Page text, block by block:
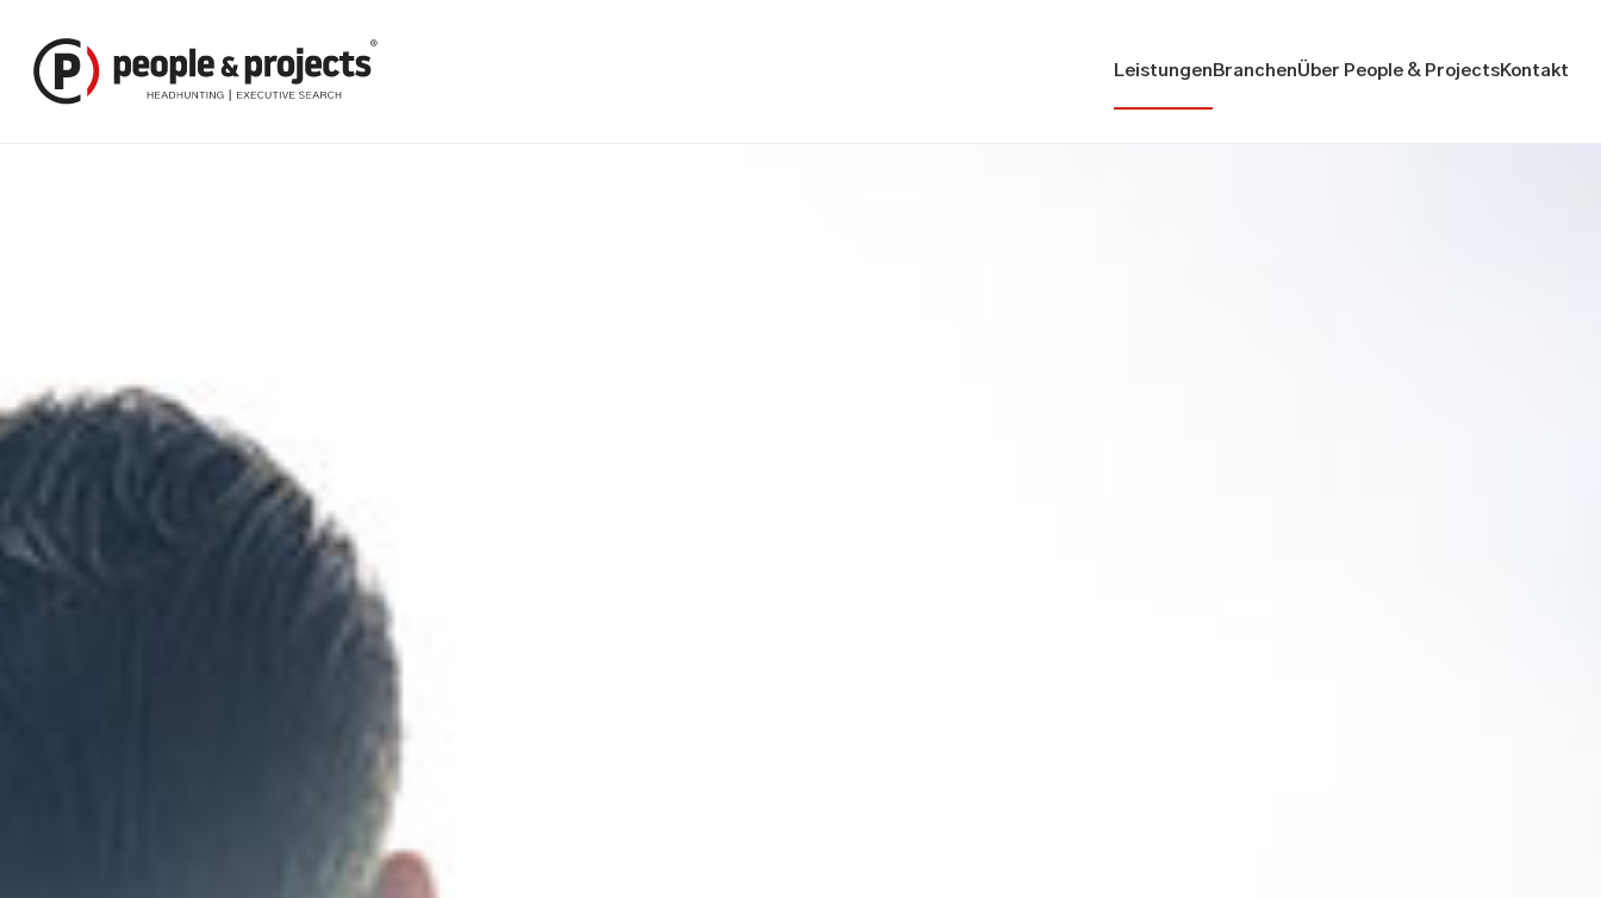
Leistungen BranchenÜber People & Projects Kontakt